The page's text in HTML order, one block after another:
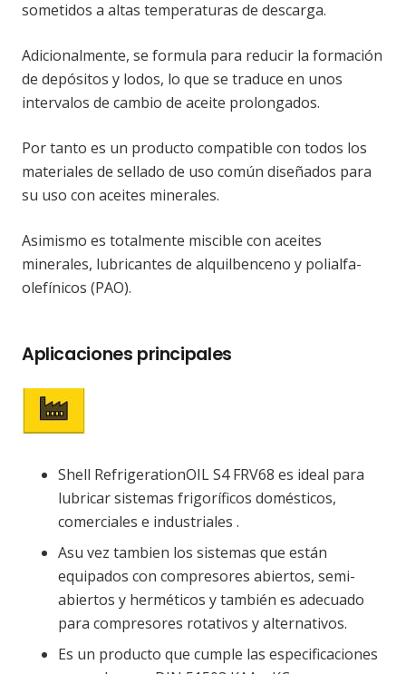
sometidos a altas temperaturas de descarga.
Adicionalmente, se formula para reducir la formación
de depósitos y lodos, lo que se traduce en unos
intervalos de cambio de aceite prolongados.
Por tanto es un producto compatible con todos los
materiales de sellado de uso común diseñados para
su uso con aceites minerales.
Asimismo es totalmente miscible con aceites
minerales, lubricantes de alquilbenceno y polialfa-
olefínicos (PAO).
Aplicaciones principales
Shell RefrigerationOIL S4 FRV68 es ideal para
lubricar sistemas frigoríficos domésticos,
comerciales e industriales .
Asu vez tambien los sistemas que están
equipados con compresores abiertos, semi-
abiertos y herméticos y también es adecuado
para compresores rotativos y alternativos.
Es un producto que cumple las especificaciones